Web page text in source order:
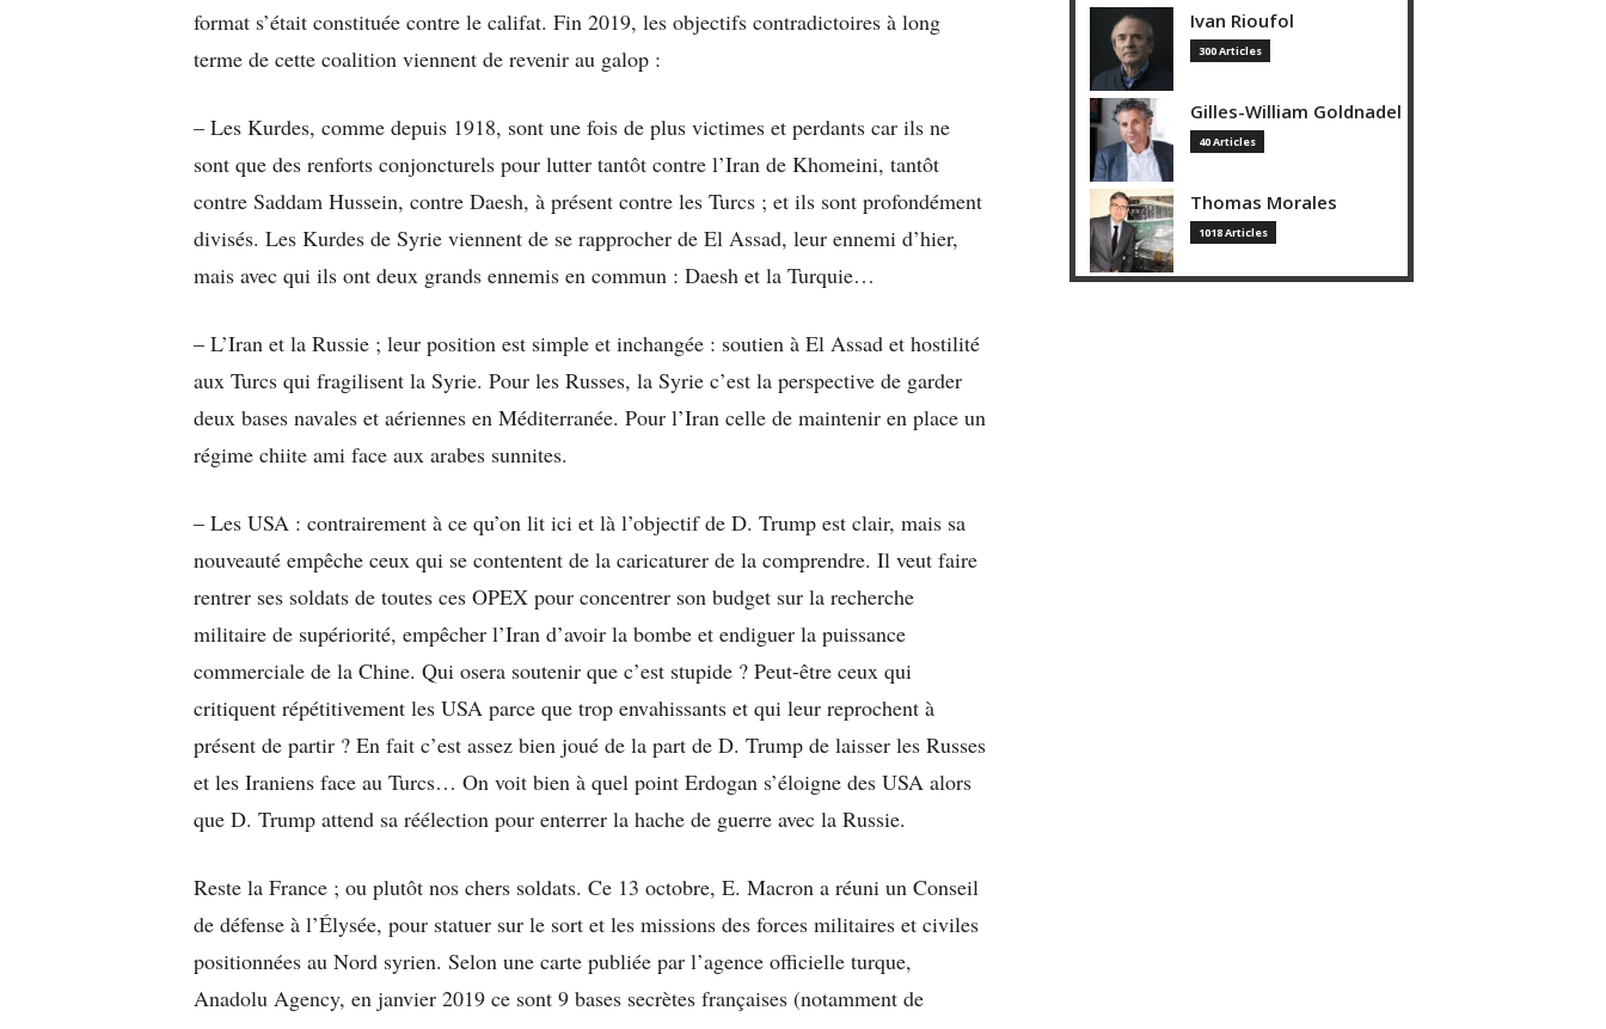
format s’était constituée contre le califat. Fin 2019, les objectifs contradictoires à long
terme de cette coalition viennent de revenir au galop :
– Les Kurdes, comme depuis 1918, sont une fois de plus victimes et perdants car ils ne
sont que des renforts conjoncturels pour lutter tantôt contre l’Iran de Khomeini, tantôt
contre Saddam Hussein, contre Daesh, à présent contre les Turcs ; et ils sont profondément
divisés. Les Kurdes de Syrie viennent de se rapprocher de El Assad, leur ennemi d’hier,
mais avec qui ils ont deux grands ennemis en commun : Daesh et la Turquie…
– L’Iran et la Russie ; leur position est simple et inchangée : soutien à El Assad et hostilité
aux Turcs qui fragilisent la Syrie. Pour les Russes, la Syrie c’est la perspective de garder
deux bases navales et aériennes en Méditerranée. Pour l’Iran celle de maintenir en place un
régime chiite ami face aux arabes sunnites.
– Les USA : contrairement à ce qu’on lit ici et là l’objectif de D. Trump est clair, mais sa
nouveauté empêche ceux qui se contentent de la caricaturer de la comprendre. Il veut faire
rentrer ses soldats de toutes ces OPEX pour concentrer son budget sur la recherche
militaire de supériorité, empêcher l’Iran d’avoir la bombe et endiguer la puissance
commerciale de la Chine. Qui osera soutenir que c’est stupide ? Peut-être ceux qui
critiquent répétitivement les USA parce que trop envahissants et qui leur reprochent à
présent de partir ? En fait c’est assez bien joué de la part de D. Trump de laisser les Russes
et les Iraniens face au Turcs… On voit bien à quel point Erdogan s’éloigne des USA alors
que D. Trump attend sa réélection pour enterrer la hache de guerre avec la Russie.
Reste la France ; ou plutôt nos chers soldats. Ce 13 octobre, E. Macron a réuni un Conseil
de défense à l’Élysée, pour statuer sur le sort et les missions des forces militaires et civiles
positionnées au Nord syrien. Selon une carte publiée par l’agence officielle turque,
Anadolu Agency, en janvier 2019 ce sont 9 bases secrètes françaises (notamment de
Ivan Rioufol
300 Articles
Gilles-William Goldnadel
40 Articles
Thomas Morales
1018 Articles